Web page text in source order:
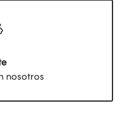
nosotros